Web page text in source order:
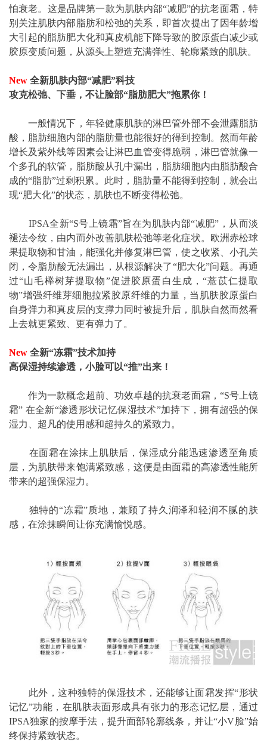
怕衰老。这是品牌第一款为肌肤内部“减肥”的抗老面霜，特
别关注肌肤内部脂肪和松弛的关系，即首次提出了因年龄增
大引起的脂肪肥大化和真皮机能下降导致的胶原蛋白减少或
胶原变质问题，从源头上塑造充满弹性、轮廓紧致的肌肤。
New 全新肌肤内部“减肥”科技
攻克松弛、下垂，不让脸部“脂肪肥大”拖累你！
一般情况下，年轻健康肌肤的淋巴管外部不会泄露脂肪
酸，脂肪细胞内部的脂肪量也能很好的得到控制。然而年龄
增长及紫外线等因素会让淋巴血管变得脆弱，淋巴管就像一
个多孔的软管，脂肪酸从孔中漏出，脂肪细胞内由脂肪酸合
成的“脂肪”过剩积累。此时，脂肪量不能得到控制，就会出
现“肥大化”的状态，肌肤也不断变得松弛。
IPSA全新“S号上镜霜”旨在为肌肤内部“减肥”，从而淡
褪法令纹，由内而外改善肌肤松弛等老化症状。欧洲赤松球
果提取物和甘油，能强化并修复淋巴管，使之收紧、小孔关
闭，令脂肪酸无法漏出，从根源解决了“肥大化”问题。再通
过“山毛榉树芽提取物”促进胶原蛋白生成，“薏苡仁提取
物”增强纤维芽细胞拉紧胶原纤维的力量，当肌肤胶原蛋白
自身弹力和真皮层的支撑力同时被提升后，肌肤自然而然看
上去就更紧致、更有弹力了。
New 全新“冻霜”技术加持
高保湿持续渗透，小脸可以“推”出来！
作为一款概念超前、功效卓越的抗衰老面霜，“S号上镜
霜” 在全新“渗透形状记忆保湿技术”加持下，拥有超强的保
湿力、超凡的使用感和超持久的紧致力。
在面霜在涂抹上肌肤后，保湿成分能迅速渗透至角质
层，为肌肤带来饱满紧致感，这便是由面霜的高渗透性能所
带来的超强保湿力。
独特的“冻霜”质地，兼顾了持久润泽和轻润不腻的肤
感，在涂抹瞬间让你充满愉悦感。
此外，这种独特的保湿技术，还能够让面霜发挥“形状
记忆”功能，在肌肤表面形成具有张力的形态记忆层，通过
IPSA独家的按摩手法，提升面部轮廓线条，并让“小V脸”始
终保持紧致状态。